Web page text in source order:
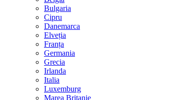
Bulgaria
Cipru
Danemarca
Elveția
Franța
Germania
Grecia
Irlanda
Italia
Luxemburg
Marea Britanie